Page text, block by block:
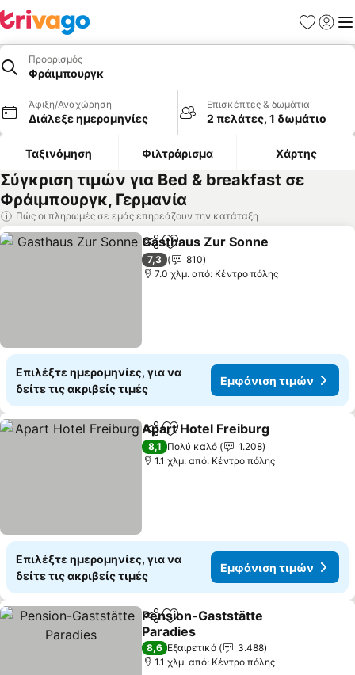
Προορισμός
Φράιμπουργκ
Άφιξη/Αναχώρηση
Διάλεξε ημερομηνίες
Επισκέπτες & δωμάτια
2 πελάτες, 1 δωμάτιο
Ταξινόμηση Φιλτράρισμα Χάρτης
Σύγκριση τιμών για Bed & breakfast σε
Φράιμπουργκ, Γερμανία
Πώς οι πληρωμές σε εμάς επηρεάζουν την κατάταξη
Κοινοποίηση
Προσθήκη στα αγαπημένα
Gasthaus Zur Sonne
7,3
810
7.0 χλμ. από: Κέντρο πόλης
Επιλέξτε ημερομηνίες, για να
δείτε τις ακριβείς τιμές
Εμφάνιση τιμών
Κοινοποίηση
Προσθήκη στα αγαπημένα
Apart Hotel Freiburg
8,1 Πολύ καλό
1.208
1.1 χλμ. από: Κέντρο πόλης
Επιλέξτε ημερομηνίες, για να
δείτε τις ακριβείς τιμές
Εμφάνιση τιμών
Κοινοποίηση
Προσθήκη στα αγαπημένα
Pension-Gaststätte
Paradies
8,6 Εξαιρετικό
3.488
1.1 χλμ. από: Κέντρο πόλης